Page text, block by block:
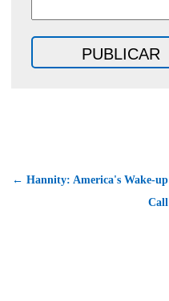
← Hannity: America's Wake-up
Call